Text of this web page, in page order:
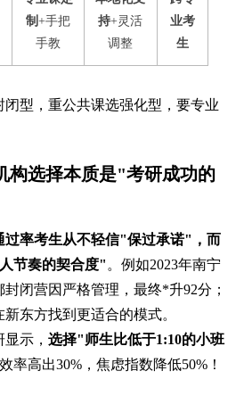
制 +手把
手教
持+灵活
调整
业考
生
闭型，重公共课选强化型，要专业
构选择本质是"考研成功的
过率考生从不轻信"保过承诺"，而
节奏的契合度" 。例如2023年南宁
闭营因严格管理，最终*升92分；
东方找到更适合的模式。
示， 选择"师生比低于1:10的小班
率高出30%，焦虑指数降低50%！